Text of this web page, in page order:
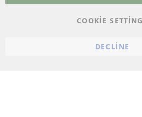
Genel Çalışma Koşulları
COOKIE
DECLINE